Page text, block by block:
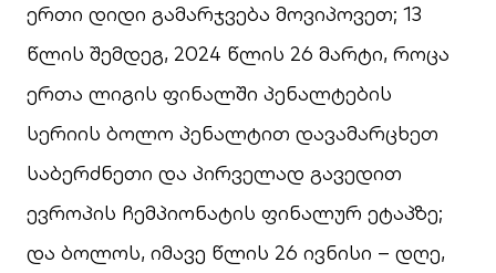
ერთი დიდი გამარჯვება მოვიპოვეთ; 13
წლის შემდეგ, 2024 წლის 26 მარტი, როცა
ერთა ლიგის ფინალში პენალტების
სერიის ბოლო პენალტით დავამარცხეთ
საბერძნეთი და პირველად გავედით
ევროპის ჩემპიონატის ფინალურ ეტაპზე;
და ბოლოს, იმავე წლის 26 ივნისი – დღე,